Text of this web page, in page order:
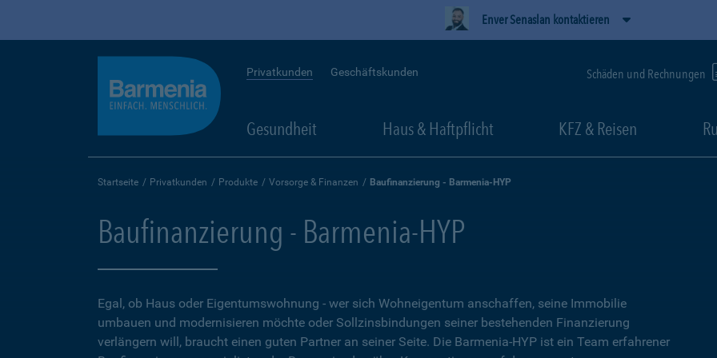
Enver Senaslan kontaktieren
Privatkunden Geschäftskunden Schäden und Rechnungen
Gesundheit Haus & Haftpflicht KFZ & Reisen
Startseite Privatkunden Produkte Vorsorge & Finanzen Baufinanzierung - Barmenia-HYP
Baufinanzierung - Barmenia-HYP
Egal, ob Haus oder Eigentumswohnung - wer sich Wohneigentum anschaffen, seine Immobilie
umbauen und modernisieren möchte oder Sollzinsbindungen seiner bestehenden Finanzierung
verlängern will, braucht einen guten Partner an seiner Seite. Die Barmenia-HYP ist ein Team erfahrener